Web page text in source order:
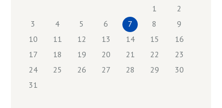
1
2
3
4 5 6 7 8
9
10
11 12 13 14 15
16
17
18 19 20 21 22
23
24
25 26 27 28 29
30
31